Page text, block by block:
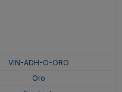
VIN-ADH-O-ORO
Oro